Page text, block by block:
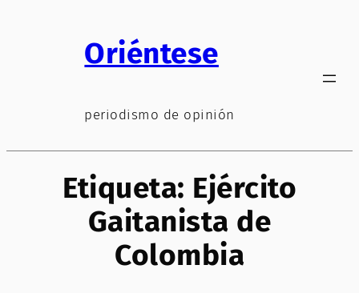
Oriéntese
periodismo de opinión
Etiqueta: Ejército
Gaitanista de
Colombia